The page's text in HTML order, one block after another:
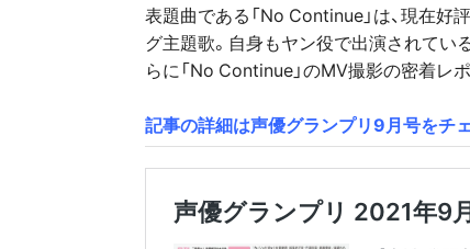
表題曲である「No Continue」は、現在好
グ主題歌。自身もヤン役で出演されてい
らに「No Continue」のMV撮影の密着レポ
記事の詳細は声優グランプリ9月号をチェ